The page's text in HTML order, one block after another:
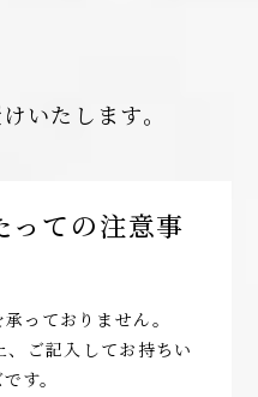
いたします。
っての注意事
っておりません。
ご記入してお持ちい
す。